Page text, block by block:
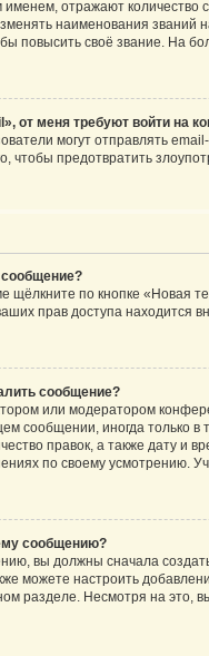
отражают
наименования званий
повысить своё звание. На
от меня требуют войти на
могут отправлять
чтобы предотвратить
щёлкните по кнопке «Новая
прав доступа
сообщение?
или модератором
сообщении, иногда только
правок, а также дату
по своему усмотрению.
сообщению?
вы должны сначала
можете настроить
разделе. Несмотря на